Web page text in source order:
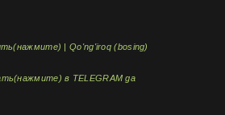
| Qo'ng'iroq (bosing)
в TELEGRAM ga